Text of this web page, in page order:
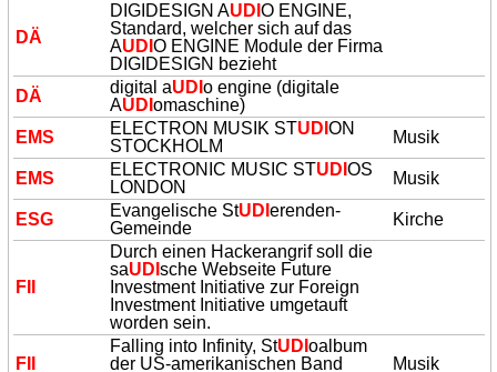
DÄ
DIGIDESIGN AUDIO ENGINE,
Standard, welcher sich auf das
AUDIO ENGINE Module der Firma
DIGIDESIGN bezieht
DÄ
digital aUDIo engine (digitale
AUDIomaschine)
EMS
ELECTRON MUSIK STUDION
STOCKHOLM
Musik
EMS ELECTRONIC MUSIC STUDIOS
LONDON
Musik
ESG Evangelische StUDIerenden-
Gemeinde
Kirche
FII
Durch einen Hackerangrif soll die
saUDIsche Webseite Future
Investment Initiative zur Foreign
Investment Initiative umgetauft
worden sein.
FII
Falling into Infinity, StUDIoalbum
der US-amerikanischen Band
Musik